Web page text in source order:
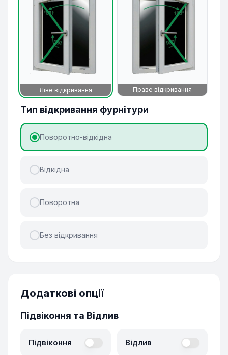
Ліве відкривання Праве відкривання
Тип відкривання фурнітури
Поворотно-відкідна
Відкідна
Поворотна
Без відкривання
Додаткові опції
Підвіконня та Відлив
Підвіконня Відлив